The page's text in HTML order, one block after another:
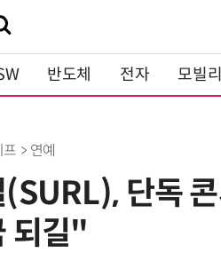
반도체 전자 모빌
> 연예
(SURL), 단독
되길"